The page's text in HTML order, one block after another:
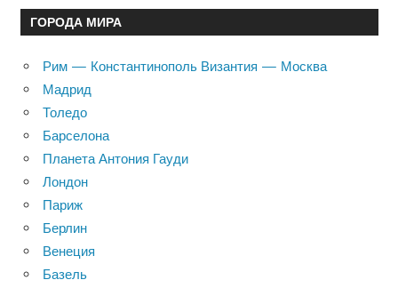
ГОРОДА МИРА
Рим — Константинополь Византия — Москва
Мадрид
Толедо
Барселона
Планета Антония Гауди
Лондон
Париж
Берлин
Венеция
Базель